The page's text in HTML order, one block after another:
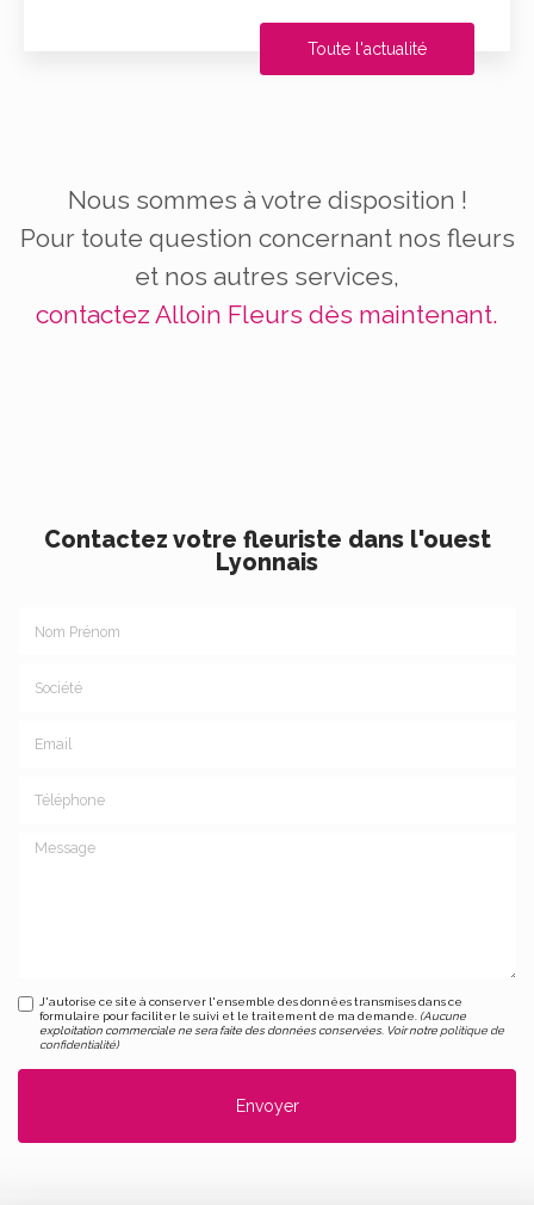
Toute l'actualité
Nous sommes à votre disposition !
Pour toute question concernant nos fleurs
et nos autres services,
contactez Alloin Fleurs dès maintenant.
Contactez votre fleuriste dans l'ouest
Lyonnais
Message
J'autorise ce site à conserver l'ensemble des données transmises dans ce
formulaire pour faciliter le suivi et le traitement de ma demande. (Aucune
exploitation commerciale ne sera faite des données conservées. Voir notre politique de
confidentialité)